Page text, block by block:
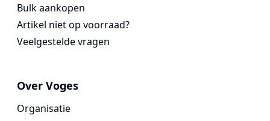
Bulk aankopen
Artikel niet op voorraad?
Veelgestelde vragen
Over Voges
Organisatie